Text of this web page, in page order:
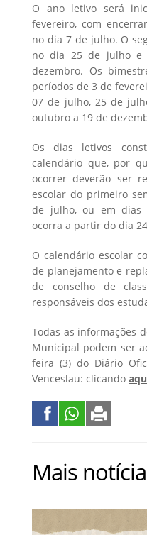
O ano letivo será
fevereiro, com
no dia 7 de julho. O
no dia 25 de julho e
dezembro. Os
períodos de 3 de
07 de julho, 25 de
outubro a 19 de
Os dias letivos
calendário que, por
ocorrer deverão ser
escolar do primeiro
de julho, ou em dias
ocorra a partir do dia
O calendário escolar
de planejamento e
de conselho de
responsáveis dos
Todas as informações
Municipal podem ser
feira (3) do Diário
Venceslau: clicando
Mais